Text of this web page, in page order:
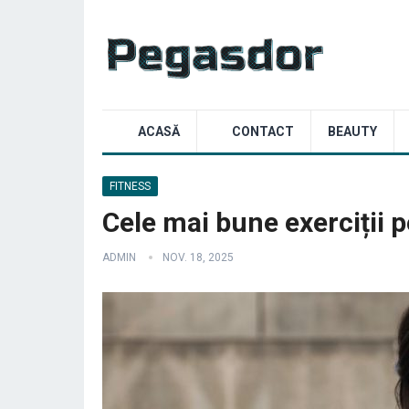
ACASĂ CONTACT BEAUTY
FITNESS
Cele mai bune exerciții
ADMIN NOV. 18, 2025